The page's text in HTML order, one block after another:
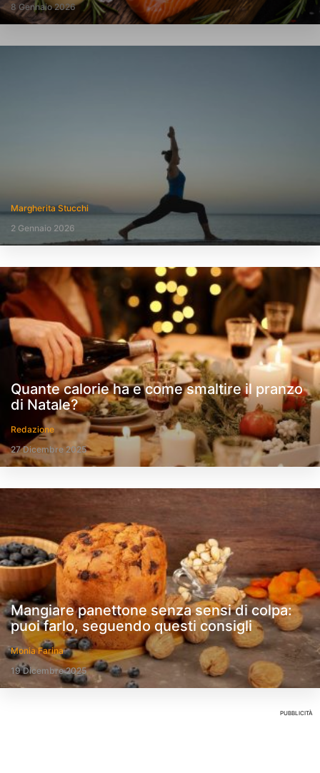
8 Gennaio 2026
Margherita Stucchi
2 Gennaio 2026
Quante calorie ha e come smaltire il pranzo
di Natale?
Redazione
27 Dicembre 2025
Mangiare panettone senza sensi di colpa:
puoi farlo, seguendo questi consigli
Monia Farina
19 Dicembre 2025
PUBBLICITÀ